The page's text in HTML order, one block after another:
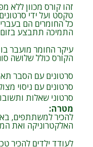
זהו קורס מכוון ללא
טקסט ועל ידי
כל החומרים הם בעברית
התמיכה תתבצע
עיקר החומר מועבר
הקורס כולל שלושה
סרטונים עם הסבר
סרטונים עם ניסוי
סרטוני שאלות
מטרה:
להכיר למשתתפים,
האלקטרוניקה ואת
לעודד ילדים להכיר